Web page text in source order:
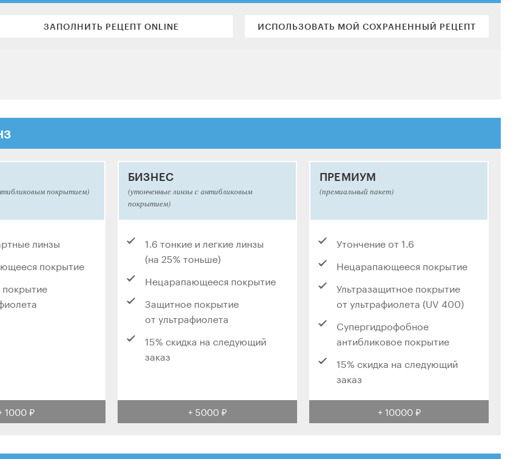
ЗАПОЛНИТЬ РЕЦЕПТ ONLINE ИСПОЛЬЗОВАТЬ МОЙ СОХРАНЕННЫЙ РЕЦЕПТ
покрытием)
линзы
покрытие
1000 ₽
БИЗНЕС
(утонченные линзы с антибликовым
покрытием)
1.6 тонкие и легкие линзы
(на 25% тоньше)
Нецарапающееся покрытие
Защитное покрытие
от ультрафиолета
15% скидка на следующий
заказ
+ 5000 ₽
ПРЕМИУМ
(премиальный пакет)
Утончение от 1.6
Нецарапающееся покрытие
Ультразащитное покрытие
от ультрафиолета (UV 400)
Супергидрофобное
антибликовое покрытие
15% скидка на следующий
заказ
+ 10000 ₽